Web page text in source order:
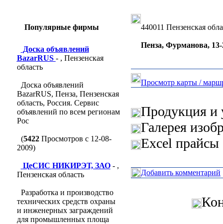
Популярные фирмы
Доска объявлений
BazarRUS - , Пензенская
область
Доска объявлений
BazarRUS, Пенза, Пензенская
область, Россия. Сервис
объявлений по всем регионам
Рос
(5422Просмотров с 12-08-
2009)
ЦеСИС НИКИРЭТ, ЗАО- ,
Пензенская область
Разработка и производство
технических средств охраны
и инженерных заграждений
для промышленных площа
440011 Пензенская
Пенза, Фурманова, 13-
Просмотр карты /
Продукция и
Галерея
Excel
Добавить комментарий